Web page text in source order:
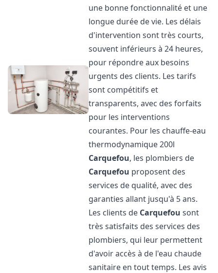
une bonne fonctionnalité et une
longue durée de vie. Les délais
d'intervention sont très courts,
souvent inférieurs à 24 heures,
pour répondre aux besoins
urgents des clients. Les tarifs
sont compétitifs et
transparents, avec des forfaits
pour les interventions
courantes. Pour les chauffe-eau
thermodynamique 200l
Carquefou, les plombiers de
Carquefou proposent des
services de qualité, avec des
garanties allant jusqu'à 5 ans.
Les clients de Carquefou sont
très satisfaits des services des
plombiers, qui leur permettent
d'avoir accès à de l'eau chaude
sanitaire en tout temps. Les avis